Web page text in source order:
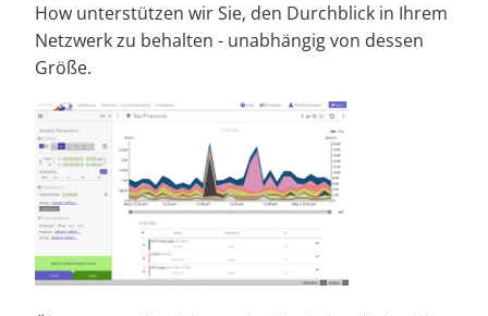
How unterstützen wir Sie, den Durchblick in Ihrem
Netzwerk zu behalten - unabhängig von dessen
Größe.